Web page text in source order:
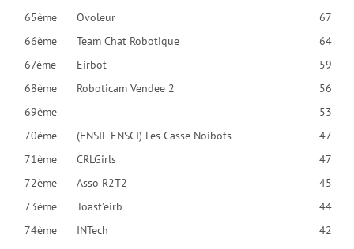
65ème
Ovoleur
67
66ème
Team Chat Robotique
64
67ème
Eirbot
59
68ème
Roboticam Vendee 2
56
69ème
53
70ème
(ENSIL-ENSCI) Les Casse Noibots
47
71ème
CRLGirls
47
72ème
Asso R2T2
45
73ème
Toast’eirb
44
74ème
INTech
42